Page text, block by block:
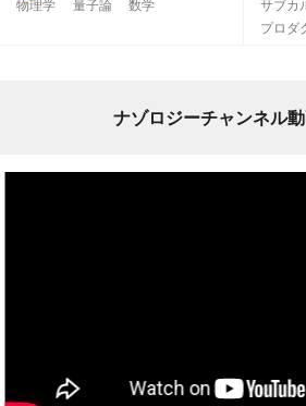
物理学 量子論 数学 サブカ
プロダ
ナゾロジーチャンネル